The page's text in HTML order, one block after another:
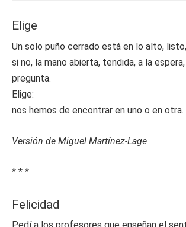
Elige
Un solo puño cerrado está en lo alto, listo,
si no, la mano abierta, tendida, a la
pregunta.
Elige:
nos hemos de encontrar en uno o en otra.
Versión de Miguel Martínez-Lage
* * *
Felicidad